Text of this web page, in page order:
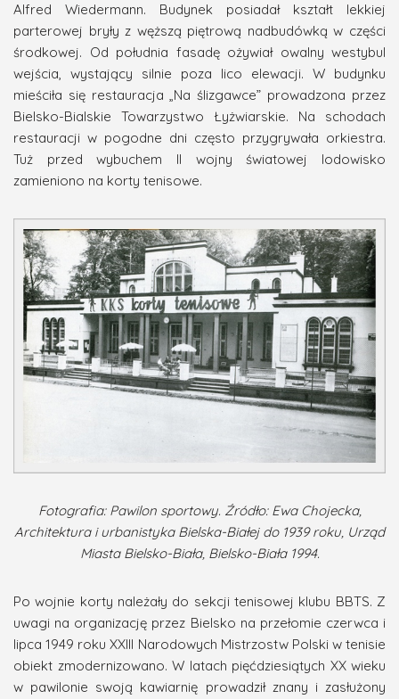
Alfred Wiedermann. Budynek posiadał kształt lekkiej
parterowej bryły z węższą piętrową nadbudówką w części
środkowej. Od południa fasadę ożywiał owalny westybul
wejścia, wystający silnie poza lico elewacji. W budynku
mieściła się restauracja „Na ślizgawce” prowadzona przez
Bielsko-Bialskie Towarzystwo Łyżwiarskie. Na schodach
restauracji w pogodne dni często przygrywała orkiestra.
Tuż przed wybuchem II wojny światowej lodowisko
zamieniono na korty tenisowe.
Fotografia: Pawilon sportowy. Źródło: Ewa Chojecka,
Architektura i urbanistyka Bielska-Białej do 1939 roku, Urząd
Miasta Bielsko-Biała, Bielsko-Biała 1994.
Po wojnie korty należały do sekcji tenisowej klubu BBTS. Z
uwagi na organizację przez Bielsko na przełomie czerwca i
lipca 1949 roku XXIII Narodowych Mistrzostw Polski w tenisie
obiekt zmodernizowano. W latach pięćdziesiątych XX wieku
w pawilonie swoją kawiarnię prowadził znany i zasłużony